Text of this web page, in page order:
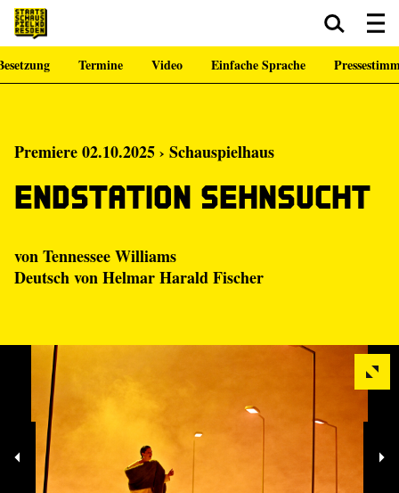
Zum Hauptinhalt springen Zum Footer springen
Termine Video Einfache Sprache
Premiere 02.10.2025 › Schauspielhaus
Endstation Sehnsucht
von Tennessee Williams
Deutsch von Helmar Harald Fischer